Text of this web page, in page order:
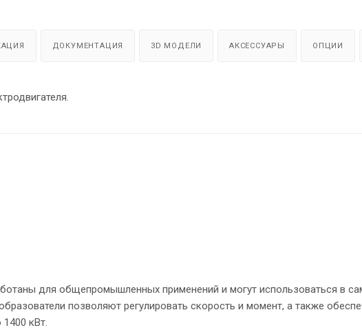
ДОКУМЕНТАЦИЯ 3D МОДЕЛИ АКСЕССУАРЫ ОПЦИИ
для общепромышленных применений и могут использоваться в
позволяют регулировать скорость и момент, а также
кВт.